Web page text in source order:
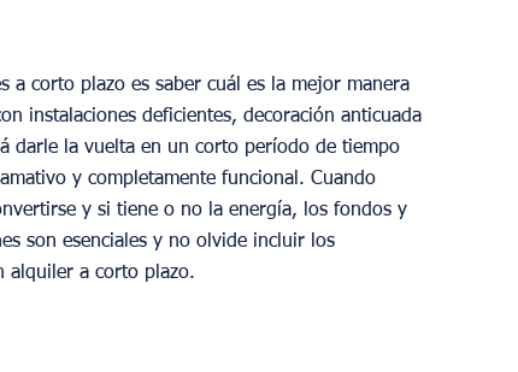
a corto plazo es saber cuál es la mejor manera
instalaciones deficientes, decoración anticuada
darle la vuelta en un corto período de tiempo
y completamente funcional. Cuando
y si tiene o no la energía, los fondos y
son esenciales y no olvide incluir los
alquiler a corto plazo.